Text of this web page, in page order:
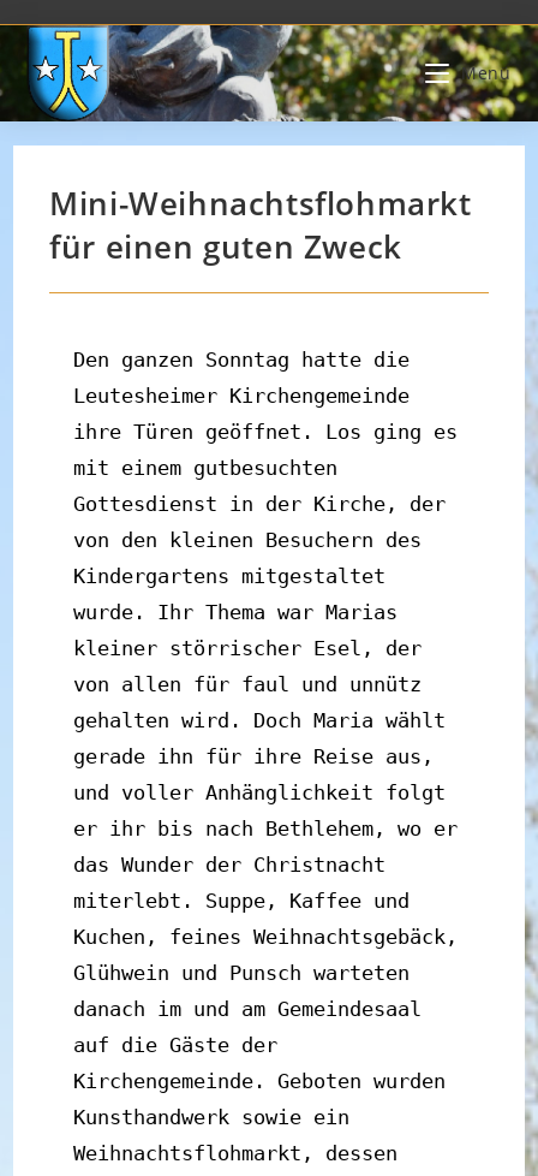
Inhalt
springen
Menü
Mini-Weihnachtsflohmarkt
für einen guten Zweck
Den ganzen Sonntag hatte die
Leutesheimer Kirchengemeinde
ihre Türen geöffnet. Los ging es
mit einem gutbesuchten
Gottesdienst in der Kirche, der
von den kleinen Besuchern des
Kindergartens mitgestaltet
wurde. Ihr Thema war Marias
kleiner störrischer Esel, der
von allen für faul und unnütz
gehalten wird. Doch Maria wählt
gerade ihn für ihre Reise aus,
und voller Anhänglichkeit folgt
er ihr bis nach Bethlehem, wo er
das Wunder der Christnacht
miterlebt. Suppe, Kaffee und
Kuchen, feines Weihnachtsgebäck,
Glühwein und Punsch warteten
danach im und am Gemeindesaal
auf die Gäste der
Kirchengemeinde. Geboten wurden
Kunsthandwerk sowie ein
Weihnachtsflohmarkt, dessen